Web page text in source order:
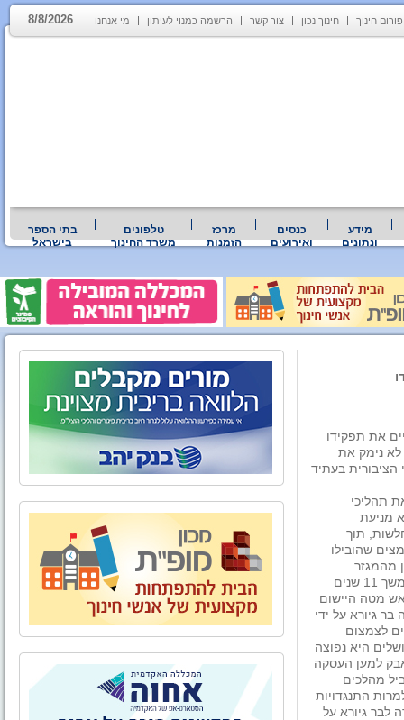
פורום חינוך חינוך נכון צור קשר הרשמה כמנוי לעיתון מי אנחנו 8/8/2026
מידע
ונתונים
כנסים
ואירועים
מרכז
הזמנות
טלפונים
משרד החינוך
בתי הספר
בישראל
את תפקידו
לא נימק את
הציבורית בעתיד
תהליכי
מניעת
תוך
שהובילו
מהמגזר
השלישי". בר גיורא, בוגר מכון מנדל למנהיגות, כיהן קודם לכן במשך 11 שנים
מטה היישום
גיורא על ידי
לצמצום
היא נפוצה
למען העסקה
מהלכים
התנגדויות
לבר גיורא על